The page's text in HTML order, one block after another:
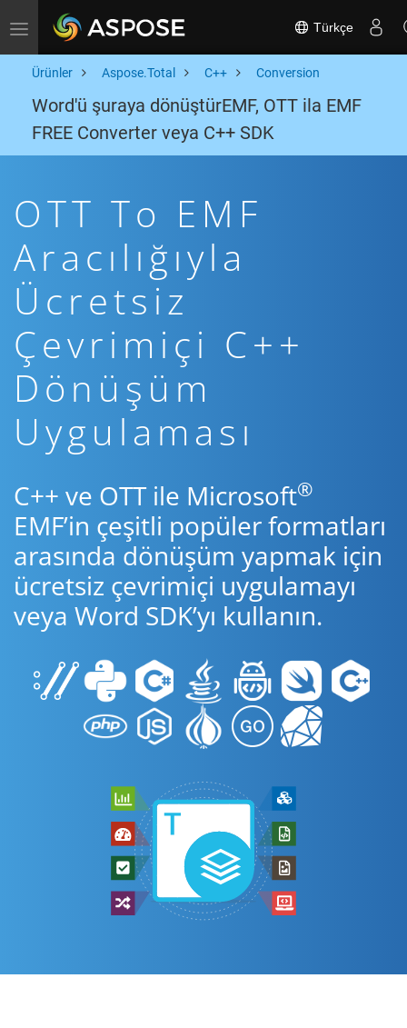
Toggle navigation Türkçe
Ürünler Aspose.Total C++ Conversion
Word'ü şuraya dönüştürEMF, OTT ila EMF
FREE Converter veya C++ SDK
OTT To EMF
Aracılığıyla
Ücretsiz
Çevrimiçi C++
Dönüşüm
Uygulaması
C++ ve OTT ile Microsoft®
EMF’in çeşitli popüler formatları
arasında dönüşüm yapmak için
ücretsiz çevrimiçi uygulamayı
veya Word SDK’yı kullanın.